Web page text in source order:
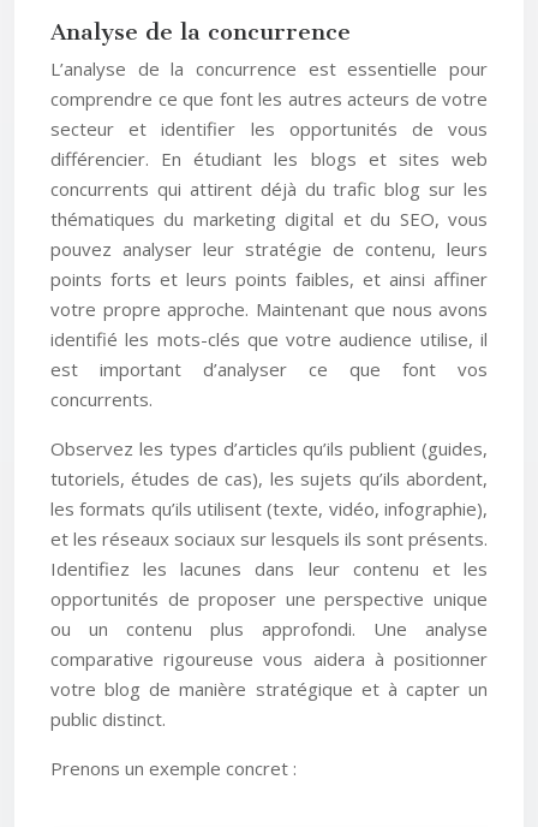
Analyse de la concurrence
L’analyse de la concurrence est essentielle pour
comprendre ce que font les autres acteurs de votre
secteur et identifier les opportunités de vous
différencier. En étudiant les blogs et sites web
concurrents qui attirent déjà du trafic blog sur les
thématiques du marketing digital et du SEO, vous
pouvez analyser leur stratégie de contenu, leurs
points forts et leurs points faibles, et ainsi affiner
votre propre approche. Maintenant que nous avons
identifié les mots-clés que votre audience utilise, il
est important d’analyser ce que font vos
concurrents.
Observez les types d’articles qu’ils publient (guides,
tutoriels, études de cas), les sujets qu’ils abordent,
les formats qu’ils utilisent (texte, vidéo, infographie),
et les réseaux sociaux sur lesquels ils sont présents.
Identifiez les lacunes dans leur contenu et les
opportunités de proposer une perspective unique
ou un contenu plus approfondi. Une analyse
comparative rigoureuse vous aidera à positionner
votre blog de manière stratégique et à capter un
public distinct.
Prenons un exemple concret :